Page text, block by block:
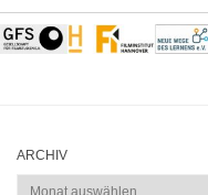
ARCHIV
Archiv